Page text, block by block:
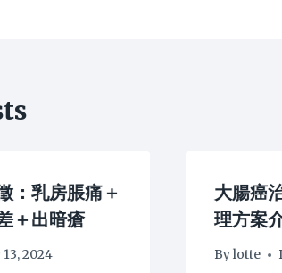
：乳房脹痛＋
＋出暗瘡
2024
大腸癌
理方案
Bylotte